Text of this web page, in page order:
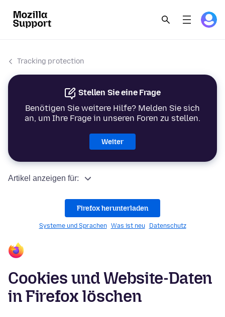
Tracking protection
Stellen Sie eine Frage
Benötigen Sie weitere Hilfe? Melden Sie sich
an, um Ihre Frage in unseren Foren zu stellen.
Weiter
Artikel anzeigen für:
Firefox herunterladen
Systeme und Sprachen Was ist neu Datenschutz
Cookies und Website-Daten
in Firefox löschen